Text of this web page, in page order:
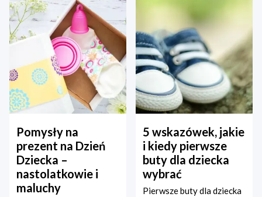
Pomysły na
prezent na Dzień
Dziecka –
nastolatkowie i
maluchy
5 wskazówek, jakie
i kiedy pierwsze
buty dla dziecka
wybrać
Pierwsze buty dla dziecka